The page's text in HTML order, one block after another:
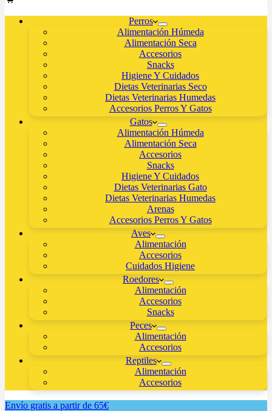
Perros
Alimentación Húmeda
Alimentación Seca
Accesorios
Snacks
Higiene Y Cuidados
Dietas Veterinarias Seco
Dietas Veterinarias Humedas
Accesorios Perros Y Gatos
Gatos
Alimentación Húmeda
Alimentación Seca
Accesorios
Snacks
Higiene Y Cuidados
Dietas Veterinarias Gato
Dietas Veterinarias Humedas
Arenas
Accesorios Perros Y Gatos
Aves
Alimentación
Accesorios
Cuidados Higiene
Roedores
Alimentación
Accesorios
Snacks
Peces
Alimentación
Accesorios
Reptiles
Alimentación
Accesorios
Envío gratis a partir de 65€